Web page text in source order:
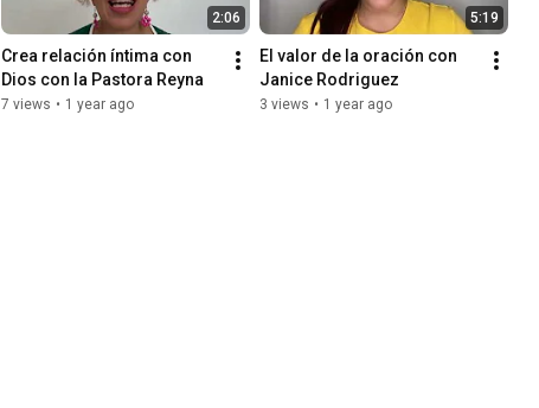
2:06
Crea relación íntima con
Dios con la Pastora Reyna
7 views • 1 year ago
5:19
El valor de la oración con
Janice Rodriguez
3 views • 1 year ago